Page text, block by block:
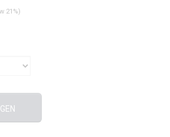
21%)